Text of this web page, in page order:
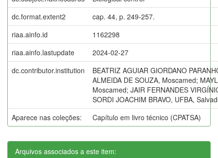
dc.format.extent2
cap. 44, p. 249-257.
riaa.ainfo.id
1162298
riaa.ainfo.lastupdate
2024-02-27
dc.contributor.institution
BEATRIZ AGUIAR GIORDANO
ALMEIDA DE SOUZA, Moscamed;
Moscamed; JAIR FERNANDES
SORDI JOACHIM BRAVO, UFBA,
Aparece nas coleções:
Capítulo em livro técnico (CPATSA)
Arquivos associados a este item: